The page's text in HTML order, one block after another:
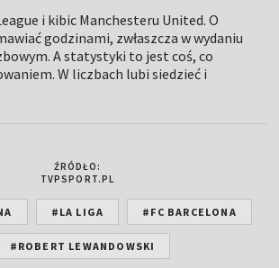
i kibic Manchesteru United. O
godzinami, zwłaszcza w wydaniu
A statystyki to jest coś, co
W liczbach lubi siedzieć i
ŹRÓDŁO:
TVPSPORT.PL
#LA LIGA #FC BARCELONA
#ROBERT LEWANDOWSKI